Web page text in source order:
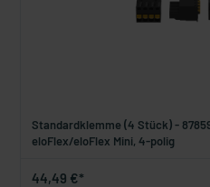
Standardklemme (4 Stück) -
eloFlex/eloFlex Mini, 4-polig
44,49 €*